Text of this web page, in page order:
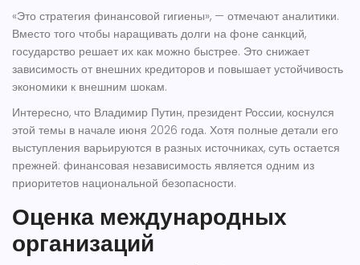
«Это стратегия финансовой гигиены», — отмечают аналитики.
Вместо того чтобы наращивать долги на фоне санкций,
государство решает их как можно быстрее. Это снижает
зависимость от внешних кредиторов и повышает устойчивость
экономики к внешним шокам.
Интересно, что Владимир Путин, президент России, коснулся
этой темы в начале июня 2026 года. Хотя полные детали его
выступления варьируются в разных источниках, суть остается
прежней: финансовая независимость является одним из
приоритетов национальной безопасности.
Оценка международных
организаций